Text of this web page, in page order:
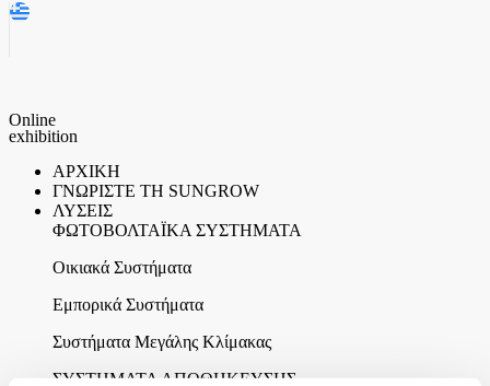
Online
exhibition
ΑΡΧΙΚΗ
ΓΝΩΡΙΣΤΕ ΤΗ SUNGROW
ΛΥΣΕΙΣ
ΦΩΤΟΒΟΛΤΑΪΚΑ ΣΥΣΤΗΜΑΤΑ
Οικιακά Συστήματα
Εμπορικά Συστήματα
Συστήματα Μεγάλης Κλίμακας
ΣΥΣΤΗΜΑΤΑ ΑΠΟΘΗΚΕΥΣΗΣ